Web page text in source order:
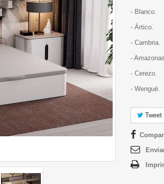
- Blanco.
- Ártico.
- Cambria.
-
- Cerezo.
- Wengué.
Tweet